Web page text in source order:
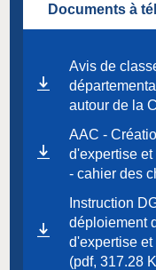
Documents à
Avis de
autour de la
AAC -
d'expertise
- cahier des
Instruction
déploiement
d'expertise
(pdf, 317.28